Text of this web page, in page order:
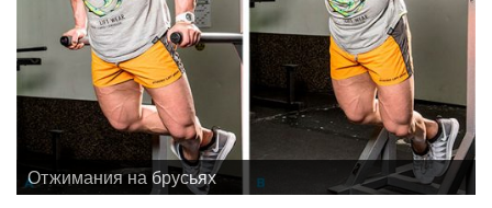
Отжимания на брусьях